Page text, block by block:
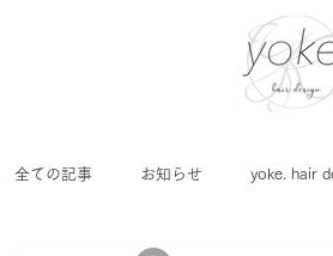
全ての記事 お知らせ yoke. hair